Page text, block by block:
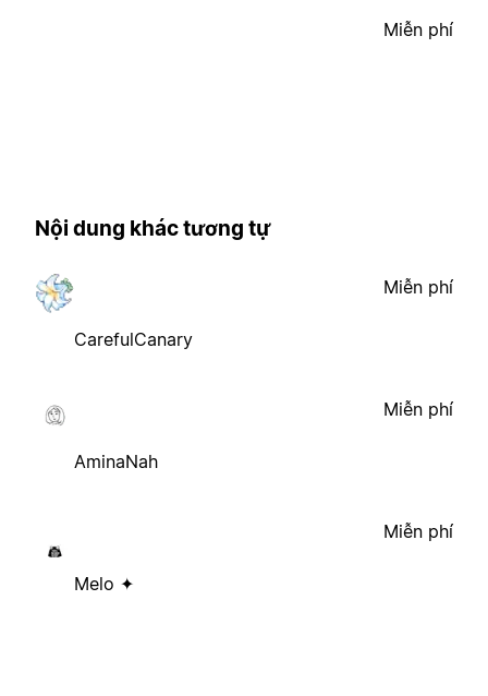
Miễn phí
Nội dung khác tương tự
CarefulCanary
Miễn phí
AminaNah
Miễn phí
Melo ✦
Miễn phí